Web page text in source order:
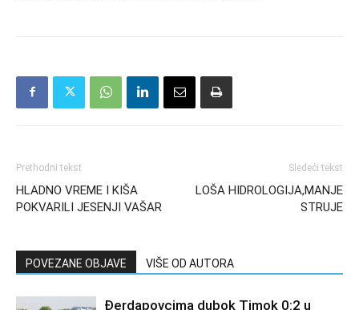
Prethodni tekst
HLADNO VREME I KIŠA
POKVARILI JESENJI VAŠAR
Sledeći tekst
LOŠA HIDROLOGIJA,MANJE
STRUJE
POVEZANE OBJAVE VIŠE OD AUTORA
Đerdapovcima dubok Timok 0:2 u